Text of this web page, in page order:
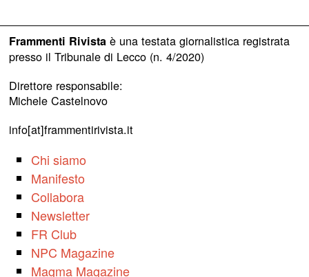
Frammenti Rivistaè una testata giornalistica registrata
presso il Tribunale di Lecco (n. 4/2020)
Direttore responsabile:
Michele Castelnovo
info[at]frammentirivista.it
Chi siamo
Manifesto
Collabora
Newsletter
FR Club
NPC Magazine
Magma Magazine